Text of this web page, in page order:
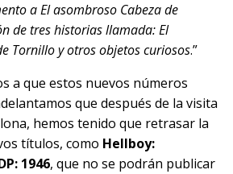
a El asombroso Cabeza de
de tres historias llamada: El
Tornillo y otros objetos curiosos.”
a que estos nuevos números
que después de la visita
hemos tenido que retrasar la
títulos, como Hellboy:
1946, que no se podrán publicar